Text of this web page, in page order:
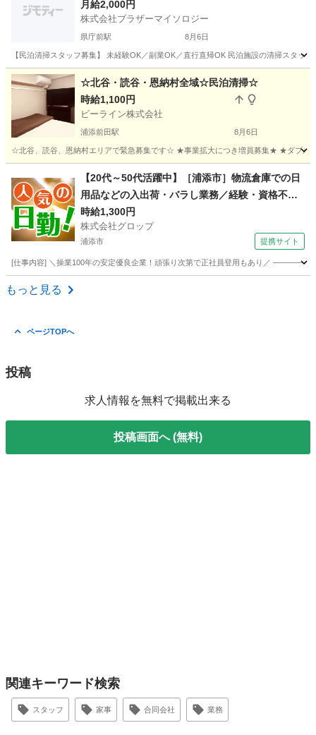
月給2,000円
株式会社ブラザーマイソロジー
県庁前駅 8月6日
【民泊清掃スタッフ募集】 未経験OK／副業OK／直行直帰OK 民泊施設の清掃スタ
沖縄 那覇市 県庁前駅 清掃 スタッフ
☆北谷・読谷・恩納村全域☆民泊清掃☆
時給1,100円
ビーライン株式会社
浦添前田駅 8月6日
☆北谷、読谷、恩納村エリアで緊急募集です☆ ★事業拡大につき増員募集★ ★ダブル
浦添前田駅 清掃 土日
【20代～50代活躍中】［浦添市］物流倉庫での日
用品などの入出荷・バラし業務／経験・資格不問
／屋根付きの定温倉庫での作業／社員登用制度あ
り
時給1,300円
株式会社グロップ
浦添市 提携サイト
[仕事内容] ＼操業100年の安定優良企業！頑張り次第で正社員登用もあり／
沖縄 浦添市
もっと見る
ページTOPへ
投稿
求人情報を無料で掲載出来る
投稿画面へ (無料)
関連キーワード検索
スタッフ 家事 合同会社 業務